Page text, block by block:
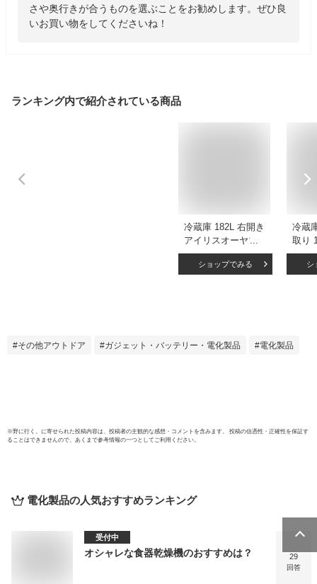
さや奥行きが合うものを選ぶことをお勧めします。ぜひ良
いお買い物をしてくださいね！
ランキング内で紹介されている商品
冷蔵庫 182L 右開き
アイリスオーヤマ
ひとり暮らし 2ドア
冷凍庫 大きめ 霜取
ショップでみる
冷蔵
取り
しコ
92L
活 お
シ
その他アウトドア ガジェット・バッテリー・電化製品 電化製品
※野に行く。 に寄せられた投稿内容は、投稿者の主観的な感想・コメントを含みます。 投稿の信憑性・正確性を保証す
ることはできませんので、あくまで参考情報の一つとしてご利用ください。
電化製品の人気おすすめランキング
受付中
オシャレな食器乾燥機のおすすめは？ 29
回答